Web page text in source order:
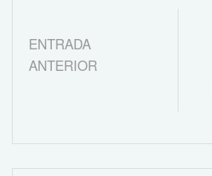
ENTRADA
ANTERIOR